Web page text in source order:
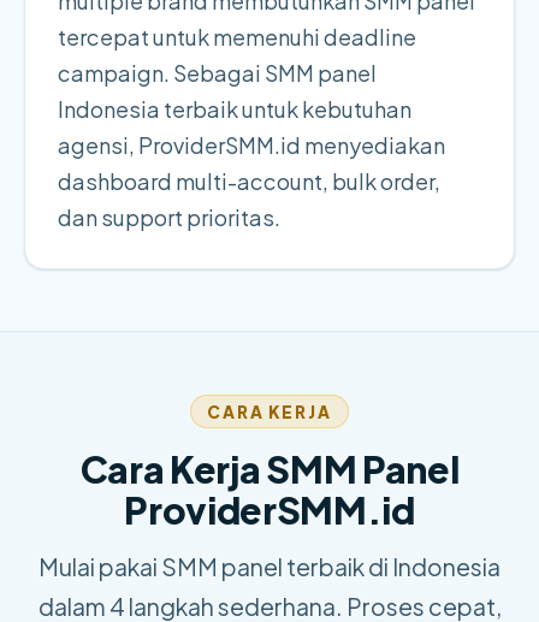
tercepat untuk memenuhi deadline
campaign. Sebagai SMM panel
Indonesia terbaik untuk kebutuhan
agensi, ProviderSMM.id menyediakan
dashboard multi-account, bulk order,
dan support prioritas.
CARA KERJA
Cara Kerja SMM Panel
ProviderSMM.id
Mulai pakai SMM panel terbaik di Indonesia
dalam 4 langkah sederhana. Proses cepat,